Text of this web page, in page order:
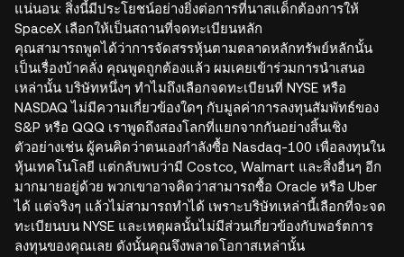
แน่นอน: สิ่งนี้มีประโยชน์อย่างยิ่งต่อการที่นาสแด็กต้องการให้
SpaceX เลือกให้เป็นสถานที่จดทะเบียนหลัก
คุณสามารถพูดได้ว่าการจัดสรรหุ้นตามตลาดหลักทรัพย์หลักนั้น
เป็นเรื่องบ้าคลั่ง คุณพูดถูกต้องแล้ว ผมเคยเข้าร่วมการนำเสนอ
เหล่านั้น บริษัทหนึ่งๆ ทำไมถึงเลือกจดทะเบียนที่ NYSE หรือ
NASDAQ ไม่มีความเกี่ยวข้องใดๆ กับมูลค่าการลงทุนสัมพัทธ์ของ
S&P หรือ QQQ เราพูดถึงสองโลกที่แยกจากกันอย่างสิ้นเชิง
ตัวอย่างเช่น ผู้คนคิดว่าตนเองกำลังซื้อ Nasdaq-100 เพื่อลงทุนใน
หุ้นเทคโนโลยี แต่กลับพบว่ามี Costco, Walmart และสิ่งอื่นๆ อีก
มากมายอยู่ด้วย พวกเขาอาจคิดว่าสามารถซื้อ Oracle หรือ Uber
ได้ แต่จริงๆ แล้วไม่สามารถทำได้ เพราะบริษัทเหล่านี้เลือกที่จะจด
ทะเบียนบน NYSE และเหตุผลนั้นไม่มีส่วนเกี่ยวข้องกับพอร์ตการ
ลงทุนของคุณเลย ดังนั้นคุณจึงพลาดโอกาสเหล่านั้น